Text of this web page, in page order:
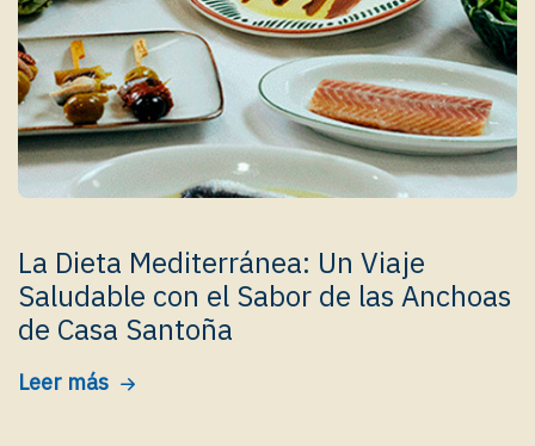
La Dieta Mediterránea: Un Viaje
Saludable con el Sabor de las Anchoas
de Casa Santoña
Leer más